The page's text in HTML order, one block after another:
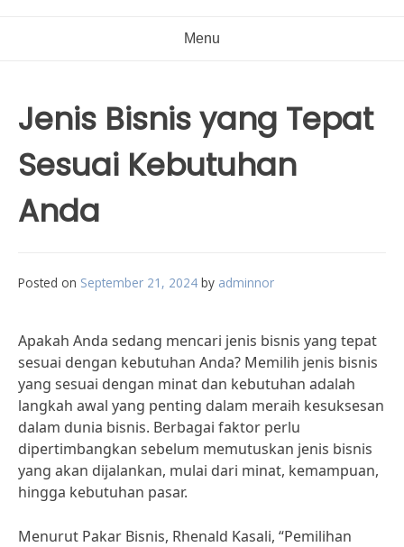
Menu
Jenis Bisnis yang Tepat
Sesuai Kebutuhan
Anda
Posted on September 21, 2024 by adminnor
Apakah Anda sedang mencari jenis bisnis yang tepat
sesuai dengan kebutuhan Anda? Memilih jenis bisnis
yang sesuai dengan minat dan kebutuhan adalah
langkah awal yang penting dalam meraih kesuksesan
dalam dunia bisnis. Berbagai faktor perlu
dipertimbangkan sebelum memutuskan jenis bisnis
yang akan dijalankan, mulai dari minat, kemampuan,
hingga kebutuhan pasar.
Menurut Pakar Bisnis, Rhenald Kasali, “Pemilihan